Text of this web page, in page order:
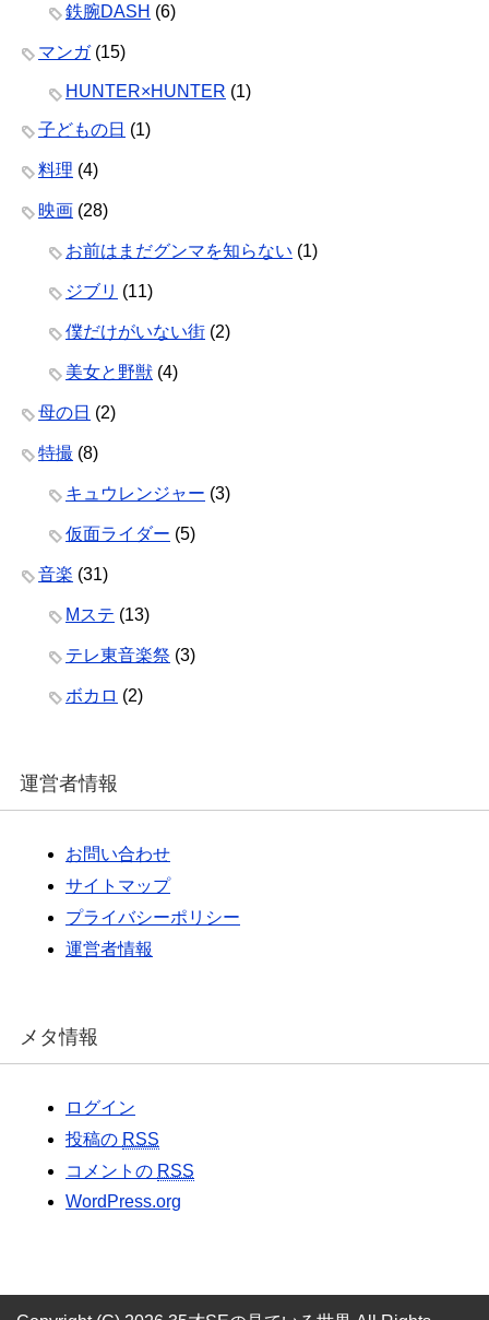
鉄腕DASH (6)
マンガ(15)
HUNTER×HUNTER (1)
子どもの日 (1)
料理 (4)
映画 (28)
お前はまだグンマを知らない (1)
ジブリ (11)
僕だけがいない街 (2)
美女と野獣 (4)
母の日 (2)
特撮 (8)
キュウレンジャー (3)
仮面ライダー (5)
音楽 (31)
Mステ (13)
テレ東音楽祭 (3)
ボカロ (2)
運営者情報
お問い合わせ
サイトマップ
プライバシーポリシー
運営者情報
メタ情報
ログイン
投稿の RSS
コメントの RSS
WordPress.org